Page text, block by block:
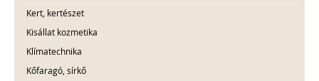
Kert, kertészet
Kisállat kozmetika
Klímatechnika
Kőfaragó, sírkő